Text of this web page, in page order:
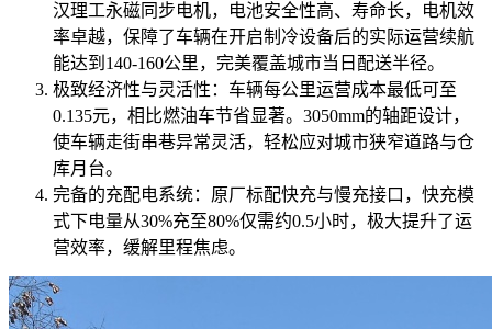
汉理工永磁同步电机，电池安全性高、寿命长，电机效
率卓越，保障了车辆在开启制冷设备后的实际运营续航
能达到140-160公里，完美覆盖城市当日配送半径。
极致经济性与灵活性：车辆每公里运营成本最低可至
0.135元，相比燃油车节省显著。3050mm的轴距设计，
使车辆走街串巷异常灵活，轻松应对城市狭窄道路与仓
库月台。
完备的充配电系统：原厂标配快充与慢充接口，快充模
式下电量从30%充至80%仅需约0.5小时，极大提升了运
营效率，缓解里程焦虑。